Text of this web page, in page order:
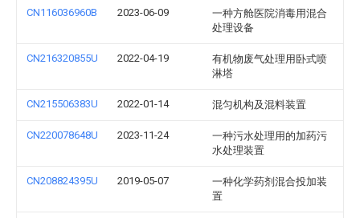
CN116036960B 2023-06-09
一种方舱医院消毒用混合
处理设备
CN216320855U 2022-04-19
有机物废气处理用卧式喷
淋塔
CN215506383U 2022-01-14 混匀机构及混料装置
CN220078648U 2023-11-24
一种污水处理用的加药污
水处理装置
CN208824395U 2019-05-07
一种化学药剂混合投加装
置